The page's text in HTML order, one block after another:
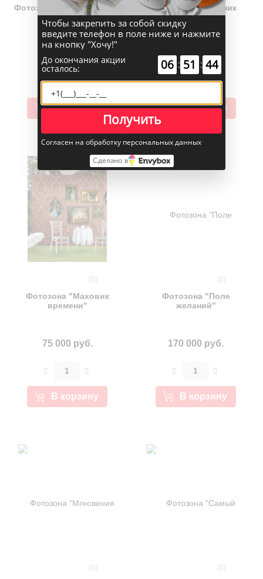
Фотозона "Старт знаний"
28 000 руб.
В корзину
Фотозона "Дневник
знаний"
35 000 руб.
В корзину
(0)
Фотозона "Маховик
времени"
75 000 руб.
В корзину
(0)
Фотозона "Поле
желаний"
170 000 руб.
В корзину
(0) (0)
Чтобы закрепить за собой скидку
введите телефон в поле ниже и нажмите
на кнопку "Хочу!"
До окончания акции
осталось: 00 : 00 : 58
Получить
Согласен на обработку персональных данных
Сделано в